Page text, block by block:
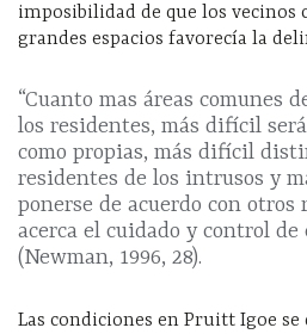
imposibilidad de que los vecinos
grandes espacios favorecía la
“Cuanto mas áreas comunes
los residentes, más difícil
como propias, más difícil
residentes de los intrusos y
ponerse de acuerdo con otros
acerca el cuidado y control de
(Newman, 1996, 28).
Las condiciones en Pruitt Igoe